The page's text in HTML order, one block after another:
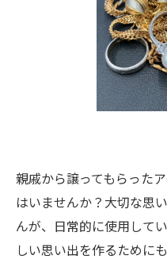
親戚から譲ってもらった
はいませんか？大切な思
んが、日常的に使用して
しい思い出を作るために